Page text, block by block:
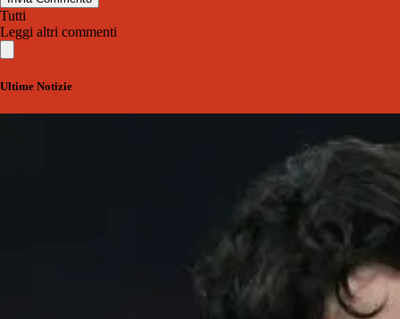
Tutti
Leggi altri commenti
Ultime Notizie